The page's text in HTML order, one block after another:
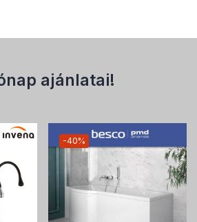
ajánlatai!
-40%